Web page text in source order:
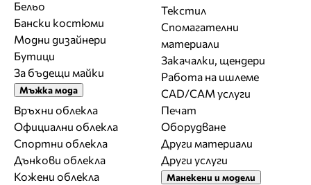
Бельо
Бански костюми
Модни дизайнери
Бутици
За бъдещи майки
Мъжка мода
Връхни облекла
Официални облекла
Спортни облекла
Дънкови облекла
Кожени облекла
Текстил
Спомагателни
материали
Закачалки, щендери
Работа на ишлеме
CAD/CAM услуги
Печат
Оборудване
Други материали
Други услуги
Манекени и модели